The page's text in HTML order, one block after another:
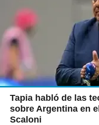
Tapia habló de las
sobre Argentina en
Scaloni